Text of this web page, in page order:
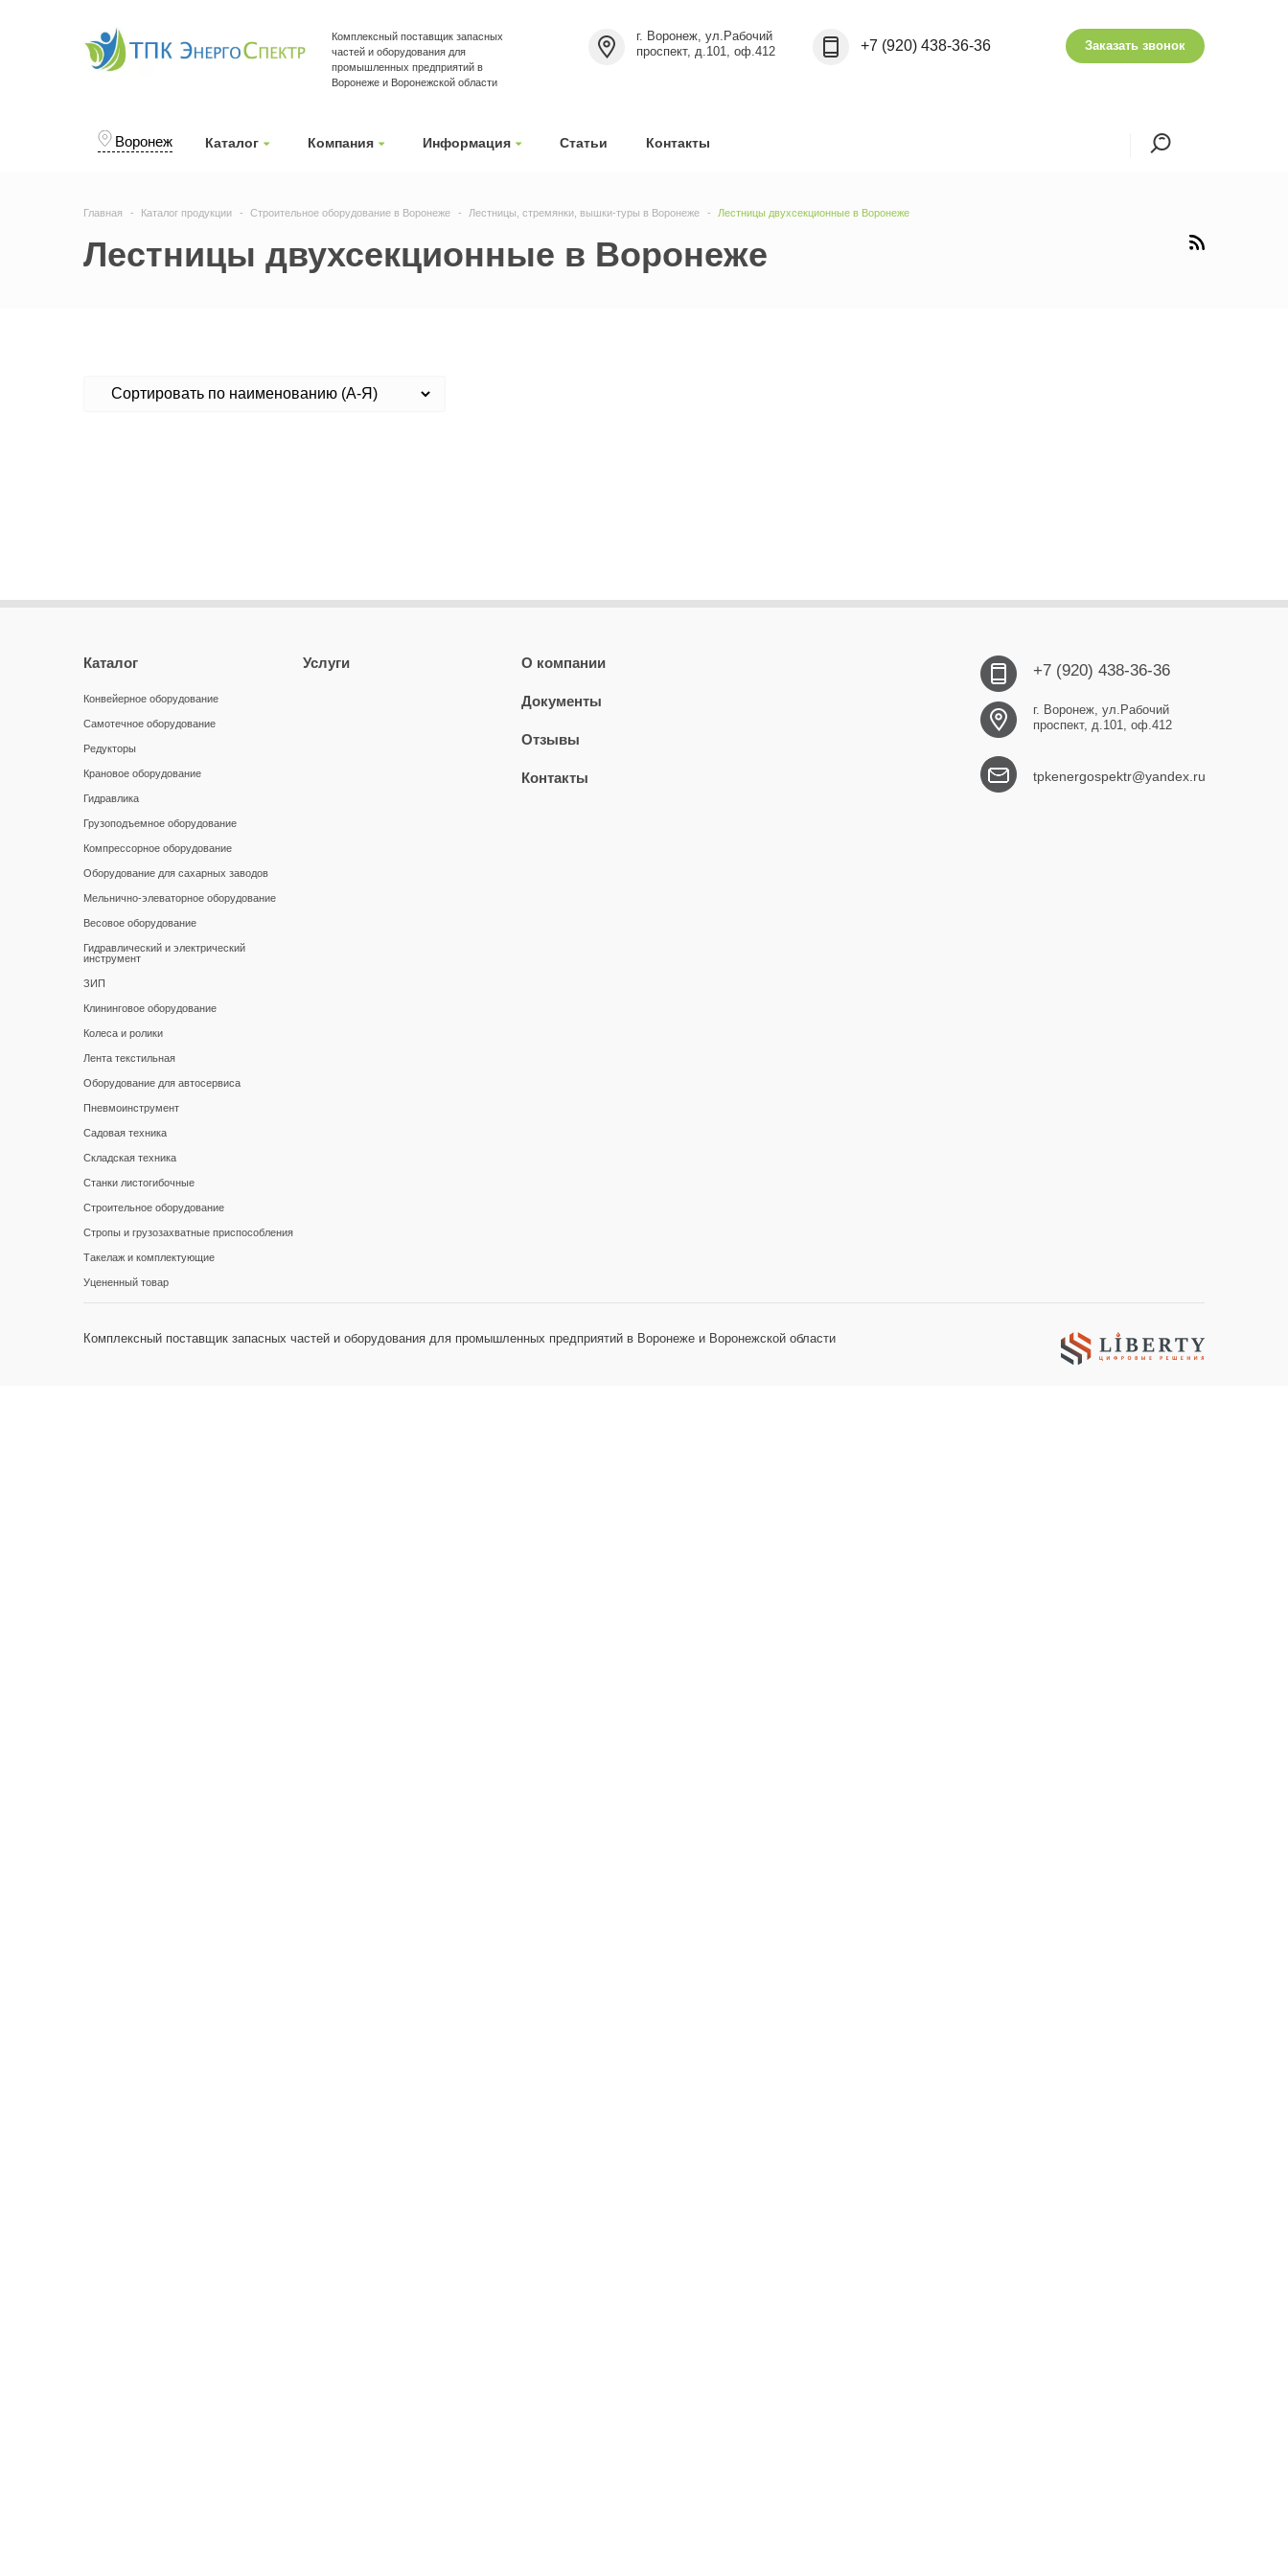
Воронеж Каталог Компания Информация Статьи Контакты
Комплексный поставщик запасных
частей и оборудования для
промышленных предприятий в
Воронеже и Воронежской области
г. Воронеж, ул.Рабочий
проспект, д.101, оф.412
+7 (920) 438-36-36 Заказать звонок
Главная Каталог продукции Строительное оборудование в Воронеже Лестницы, стремянки, вышки-туры в Воронеже Лестницы двухсекционные в Воронеже
Лестницы двухсекционные в Воронеже
Каталог
Конвейерное оборудование
Самотечное оборудование
Редукторы
Крановое оборудование
Гидравлика
Грузоподъемное оборудование
Компрессорное оборудование
Оборудование для сахарных заводов
Мельнично-элеваторное оборудование
Весовое оборудование
Гидравлический и электрический
инструмент
ЗИП
Клининговое оборудование
Колеса и ролики
Лента текстильная
Оборудование для автосервиса
Пневмоинструмент
Садовая техника
Складская техника
Станки листогибочные
Строительное оборудование
Стропы и грузозахватные приспособления
Такелаж и комплектующие
Уцененный товар
Услуги О компании
Документы
Отзывы
Контакты
+7 (920) 438-36-36
г. Воронеж, ул.Рабочий
проспект, д.101, оф.412
tpkenergospektr@yandex.ru
Комплексный поставщик запасных частей и оборудования для промышленных предприятий в Воронеже и Воронежской области